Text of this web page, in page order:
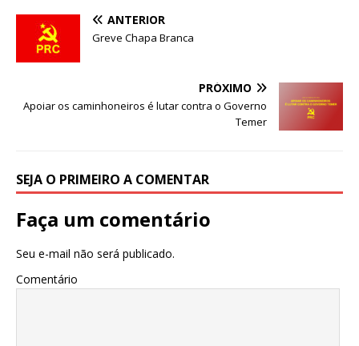
e
b
o
k
r
p
ANTERIOR
Greve Chapa Branca
PRÓXIMO
Apoiar os caminhoneiros é lutar contra o Governo
Temer
SEJA O PRIMEIRO A COMENTAR
Faça um comentário
Seu e-mail não será publicado.
Comentário